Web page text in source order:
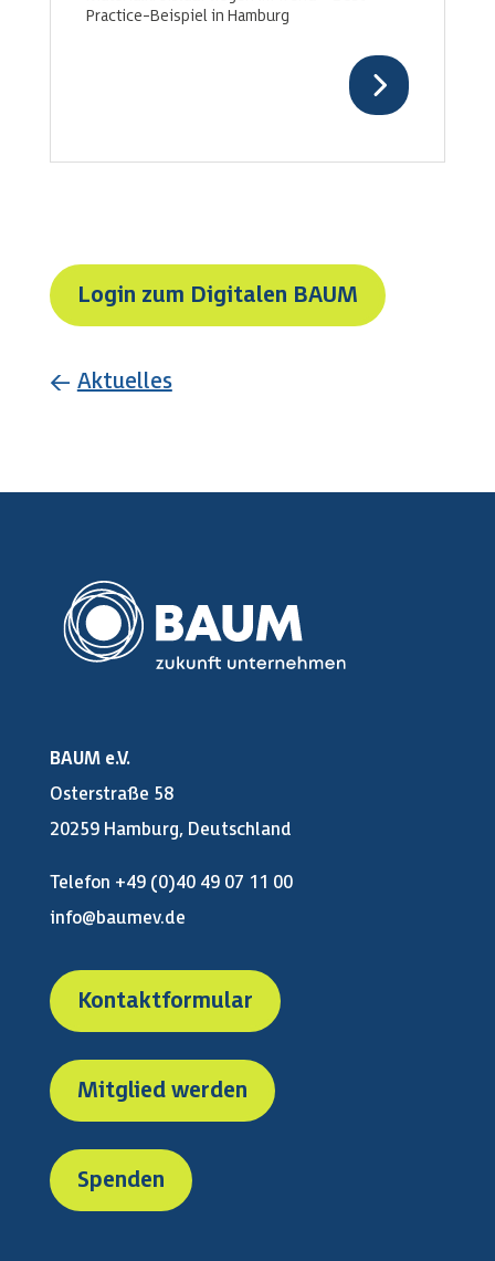
Practice-Beispiel in Hamburg
Login zum Digitalen BAUM
← Aktuelles
BAUM e.V.
Osterstraße 58
20259 Hamburg, Deutschland
Telefon +49 (0)40 49 07 11 00
info@baumev.de
Kontaktformular
Mitglied werden
Spenden